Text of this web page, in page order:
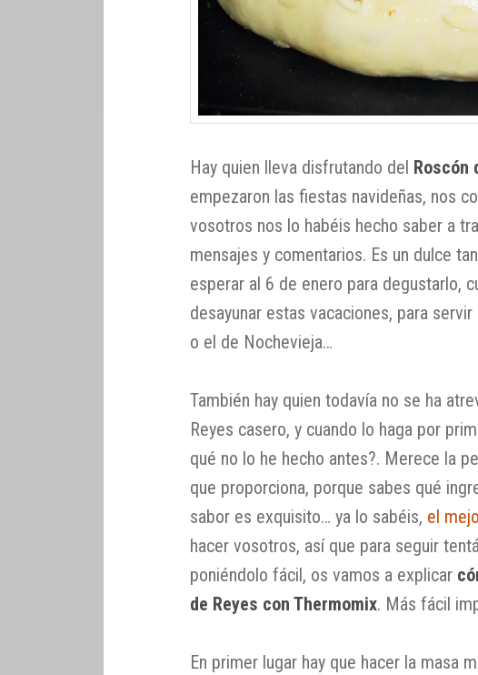
Hay quien lleva disfrutando del Roscón
empezaron las fiestas navideñas, nos
vosotros nos lo habéis hecho saber a
mensajes y comentarios. Es un dulce
esperar al 6 de enero para degustarlo,
desayunar estas vacaciones, para
o el de Nochevieja…
También hay quien todavía no se ha
Reyes casero, y cuando lo haga por
qué no lo he hecho antes?. Merece la
que proporciona, porque sabes qué
sabor es exquisito… ya lo sabéis, el
hacer vosotros, así que para seguir
poniéndolo fácil, os vamos a explicar
de Reyes con Thermomix. Más fácil
En primer lugar hay que hacer la masa